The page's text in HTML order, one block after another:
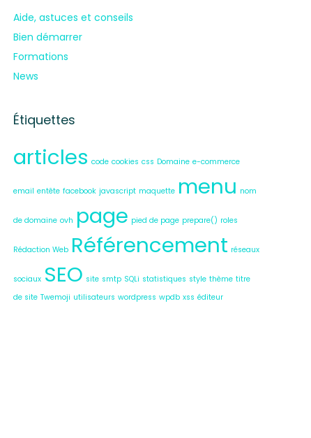
Aide, astuces et conseils
Bien démarrer
Formations
News
Étiquettes
articles code cookies css Domaine e-commerce
email entête facebook javascript maquette menu nom
de domaine ovh page pied de page prepare() roles
Rédaction Web Référencement réseaux
sociaux SEO site smtp SQLi statistiques style thème titre
de site Twemoji utilisateurs wordpress wpdb xss éditeur